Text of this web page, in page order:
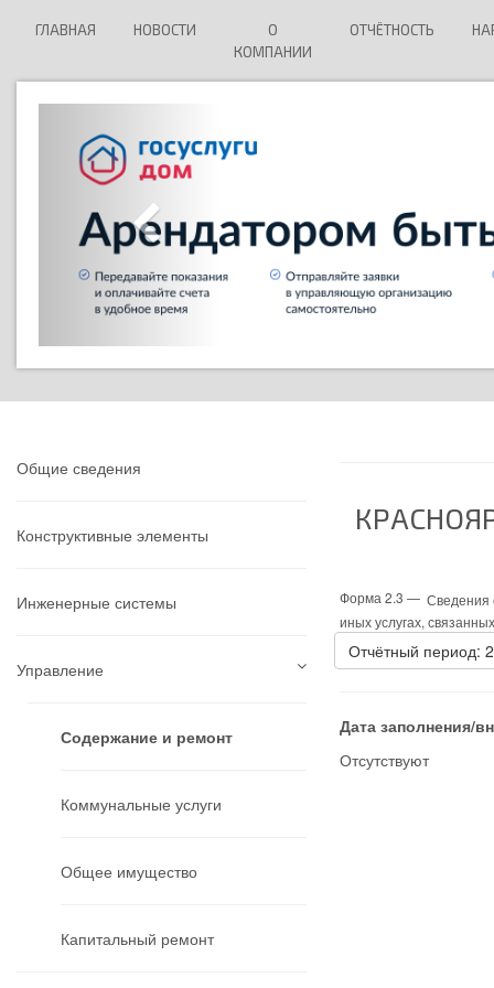
ГЛАВНАЯ НОВОСТИ
О
КОМПАНИИ
ОТЧЁТНОСТЬ
Общие сведения
Конструктивные элементы
Инженерные системы
Управление
Содержание и ремонт
Коммунальные услуги
Общее имущество
Капитальный ремонт
Форма 2.3 — Сведения
иных услугах,
Отчётный период:
Дата заполнения/
Отсутствуют